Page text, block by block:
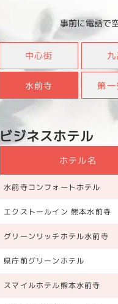
事前に電話で
中心街
水前寺 第
ビジネスホテル
ホテル名
水前寺コンフォートホテル
エクストールイン 熊本水前寺
グリーンリッチホテル水前寺
県庁前グリーンホテル
スマイルホテル熊本水前寺